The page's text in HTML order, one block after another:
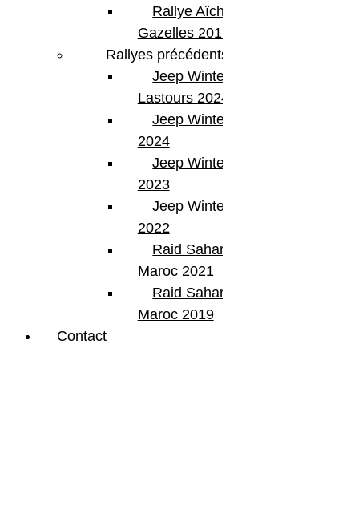
Rallye Aïcha des
Gazelles 2017
Rallyes précédents
Jeep Winter
Lastours 2024
Jeep Winter Tour
2024
Jeep Winter Tour
2023
Jeep Winter Tour
2022
Raid Sahara Tour
Maroc 2021
Raid Sahara Tour
Maroc 2019
Contact